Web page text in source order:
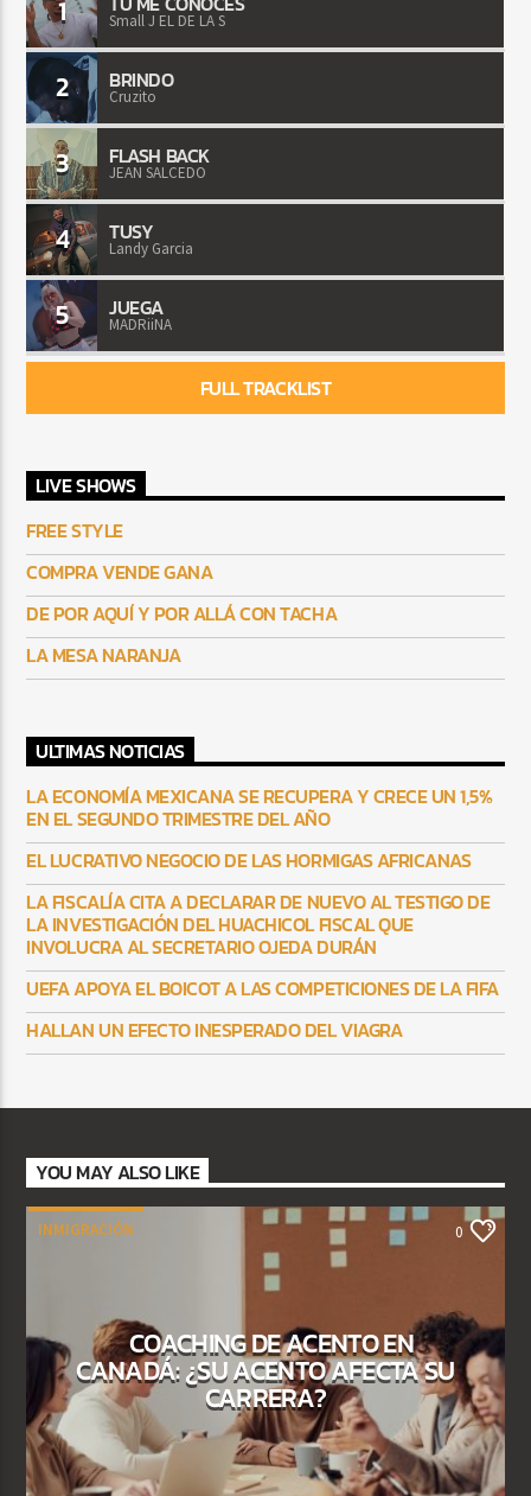
1 Small J EL DE LA S
2 BRINDO
Cruzito
3 FLASH BACK
JEAN SALCEDO
4 TUSY
Landy Garcia
5 JUEGA
MADRiiNA
FULL TRACKLIST
LIVE SHOWS
FREE STYLE
COMPRA VENDE GANA
DE POR AQUÍ Y POR ALLÁ CON TACHA
LA MESA NARANJA
ULTIMAS NOTICIAS
LA ECONOMÍA MEXICANA SE RECUPERA Y CRECE UN 1,5%
EN EL SEGUNDO TRIMESTRE DEL AÑO
EL LUCRATIVO NEGOCIO DE LAS HORMIGAS AFRICANAS
LA FISCALÍA CITA A DECLARAR DE NUEVO AL TESTIGO DE
LA INVESTIGACIÓN DEL HUACHICOL FISCAL QUE
INVOLUCRA AL SECRETARIO OJEDA DURÁN
UEFA APOYA EL BOICOT A LAS COMPETICIONES DE LA FIFA
HALLAN UN EFECTO INESPERADO DEL VIAGRA
YOU MAY ALSO LIKE
INMIGRACIÓN 0
COACHING DE ACENTO EN
CANADÁ: ¿SU ACENTO AFECTA SU
CARRERA?